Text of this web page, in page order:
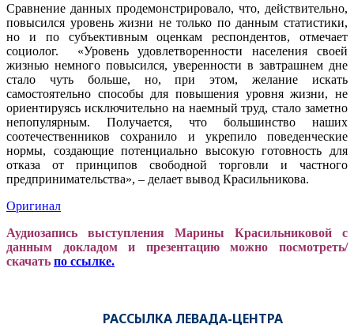
Сравнение данных продемонстрировало, что, действительно,
повысился уровень жизни не только по данным статистики,
но и по субъективным оценкам респондентов, отмечает
социолог. «Уровень удовлетворенности населения своей
жизнью немного повысился, уверенности в завтрашнем дне
стало чуть больше, но, при этом, желание искать
самостоятельно способы для повышения уровня жизни, не
ориентируясь исключительно на наемный труд, стало заметно
непопулярным. Получается, что большинство наших
соотечественников сохранило и укрепило поведенческие
нормы, создающие потенциально высокую готовность для
отказа от принципов свободной торговли и частного
предпринимательства», – делает вывод Красильникова.
Оригинал
Аудиозапись выступления Марины Красильниковой с
данным докладом и презентацию можно посмотреть/
скачать по ссылке.
РАССЫЛКА ЛЕВАДА-ЦЕНТРА